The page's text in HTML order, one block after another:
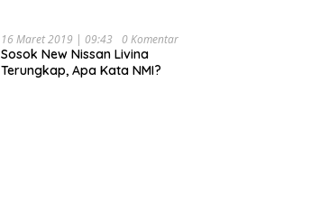
16 Maret 2019 | 09:43 0 Komentar
Sosok New Nissan Livina
Terungkap, Apa Kata NMI?